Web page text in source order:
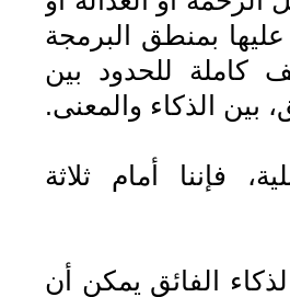
عليها بمنطق البرمجة
كاملة للحدود بين
بين الذكاء والمعنى.
فإننا أمام ثلاثة
الفائق يمكن أن